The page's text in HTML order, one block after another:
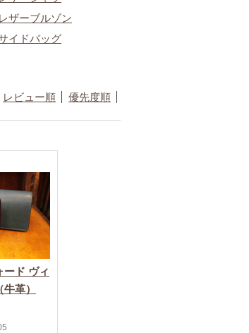
レザーブルゾン
イドバッグ
レビュー順 優先度順
ード ヴィ
革）